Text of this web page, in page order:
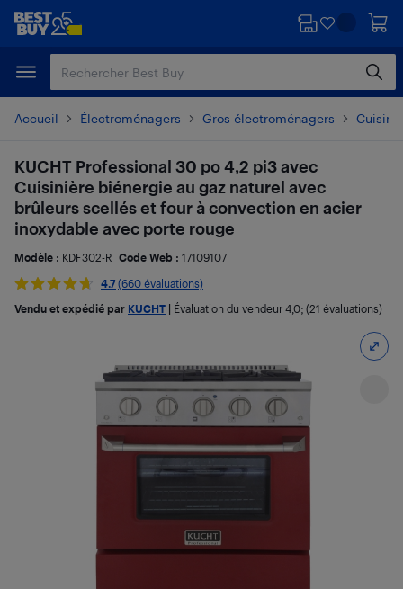
Passer
principal
Passer
Accueil Électroménagers Gros électroménagers
KUCHT Professional 30 po 4,2 pi3 avec
Cuisinière biénergie au gaz naturel avec
brûleurs scellés et four à convection en acier
inoxydable avec porte rouge
Modèle : KDF302-R Code Web : 17109107
4.7 (660 évaluations)
Vendu et expédié par KUCHT Évaluation du vendeur 4,0; (21 évaluations)